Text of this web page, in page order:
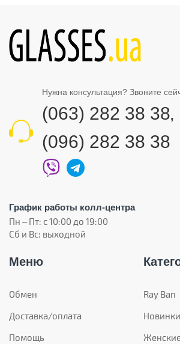
Нужна консультация? Звоните
(063) 282 38 38,
(096) 282 38 38
График работы колл-центра
Пн – Пт: с 10:00 до 19:00
Сб и Вс: выходной
Меню
Обмен
Доставка/оплата
Помощь
Ray Ban
Новинки